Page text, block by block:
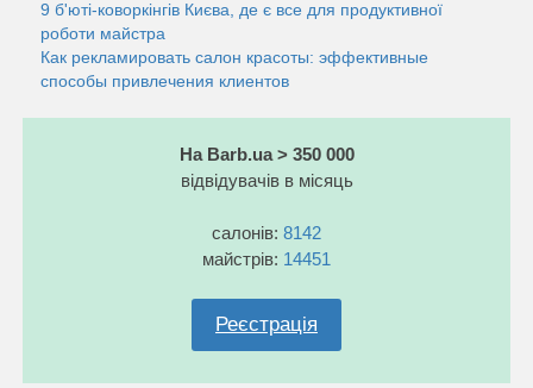
9 б'юті-коворкінгів Києва, де є все для продуктивної
роботи майстра
Как рекламировать салон красоты: эффективные
способы привлечения клиентов
На Barb.ua > 350 000
відвідувачів в місяць
салонів: 8142
майстрів: 14451
Реєстрація